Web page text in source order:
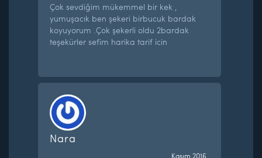
Çok sevdiğim mükemmel bir kek ,
yumuşacık ben şekeri birbucuk bardak
koyuyorum .Çok şekerli oldu 2bardak
teşekürler sefim harika tarif icin
Nara
Kasım 2016